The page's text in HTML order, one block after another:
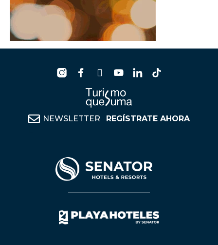
NEWSLETTER REGÍSTRATE AHORA